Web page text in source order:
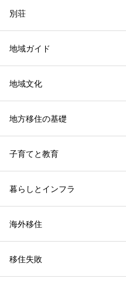
別荘
地域ガイド
地域文化
地方移住の基礎
子育てと教育
暮らしとインフラ
海外移住
移住失敗